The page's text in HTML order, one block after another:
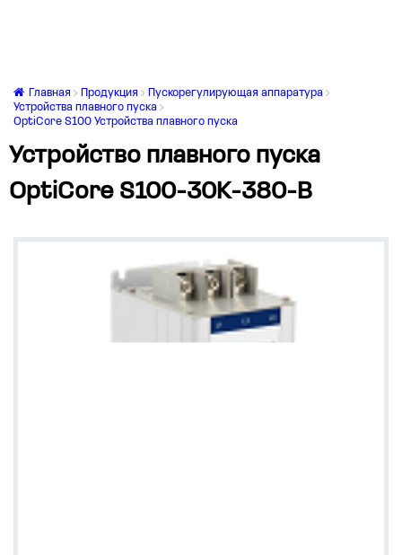
Главная Продукция
Пускорегулирующая аппаратура
Устройства плавного пуска
OptiCore S100 Устройства плавного пуска
Устройство плавного пуска
OptiCore S100-30K-380-B